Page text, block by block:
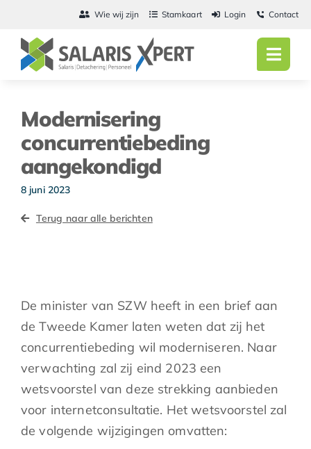
inhoud
Wie wij zijn Stamkaart Login Contact
Modernisering
concurrentiebeding
aangekondigd
8 juni 2023
Terug naar alle berichten
De minister van SZW heeft in een brief aan
de Tweede Kamer laten weten dat zij het
concurrentiebeding wil moderniseren. Naar
verwachting zal zij eind 2023 een
wetsvoorstel van deze strekking aanbieden
voor internetconsultatie. Het wetsvoorstel zal
de volgende wijzigingen omvatten: